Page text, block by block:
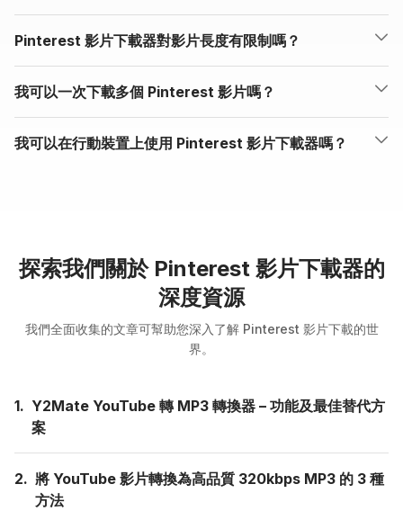
Pinterest 影片下載器對影片長度有限制嗎？
我可以一次下載多個 Pinterest 影片嗎？
我可以在行動裝置上使用 Pinterest 影片下載器嗎？
探索我們關於 Pinterest 影片下載器的
深度資源
我們全面收集的文章可幫助您深入了解 Pinterest 影片下載的世
界。
1. Y2Mate YouTube 轉 MP3 轉換器 – 功能及最佳替代方
案
2. 將 YouTube 影片轉換為高品質 320kbps MP3 的 3 種
方法